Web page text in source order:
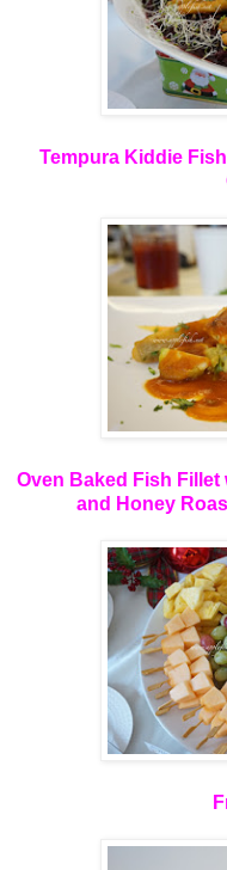
Tempura Kiddie
Oven Baked Fish
and Honey